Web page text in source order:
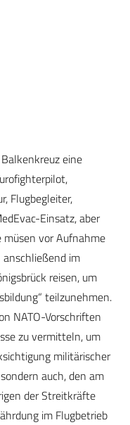
eine
Flugbegleiter,
Einsatz, aber
vor Aufnahme
im
reisen, um
teilzunehmen.
NATO-Vorschriften
zu vermitteln, um
militärischer
auch, den am
der Streitkräfte
im Flugbetrieb